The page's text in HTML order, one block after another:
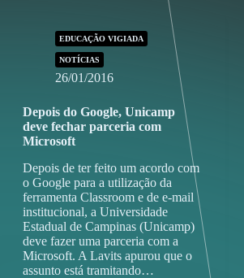
EDUCAÇÃO VIGIADA
NOTÍCIAS
26/01/2016
Depois do Google, Unicamp
deve fechar parceria com
Microsoft
Depois de ter feito um acordo com
o Google para a utilização da
ferramenta Classroom e de e-mail
institucional, a Universidade
Estadual de Campinas (Unicamp)
deve fazer uma parceria com a
Microsoft. A Lavits apurou que o
assunto está tramitando…